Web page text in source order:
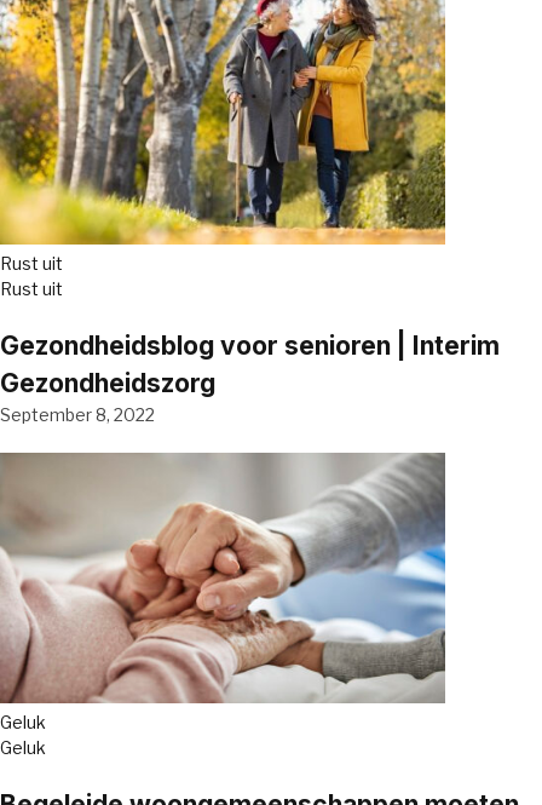
Rust uit
Rust uit
Gezondheidsblog voor senioren | Interim
Gezondheidszorg
September 8, 2022
Geluk
Geluk